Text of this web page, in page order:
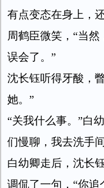
有点变态在身上，
周鹤臣微笑，“当
误会了。”
沈长钰听得牙酸，
她。”
“关我什么事。”白
们慢聊，我去洗手
白幼卿走后，沈长
调侃了一句，“你追